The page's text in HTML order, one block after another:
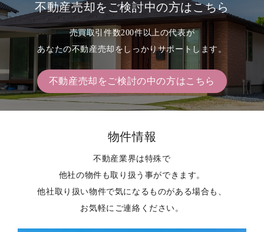
自社買取 2026年4月 中古戸建
仲介 2026年3月 中古戸建 直方市大
仲介 2026年3月 中古戸建
仲介 2026年3月 マンション
仲介 2026年3月 中古戸建 福岡市
仲介 2026年2月 中古戸建 嘉麻
2026年2月
仲介 2026年2月 中古戸建
仲介 2026年1月 土地
2026年1月 中古戸建
不動産売却をご検討中の方はこちら
売買取引件数200件以上の代表が
あなたの不動産売却をしっかりサポートします。
不動産売却をご検討の中の方はこちら
物件情報
不動産業界は特殊で
他社の物件も取り扱う事ができます。
他社取り扱い物件で気になるものがある場合も、
お気軽にご連絡ください。